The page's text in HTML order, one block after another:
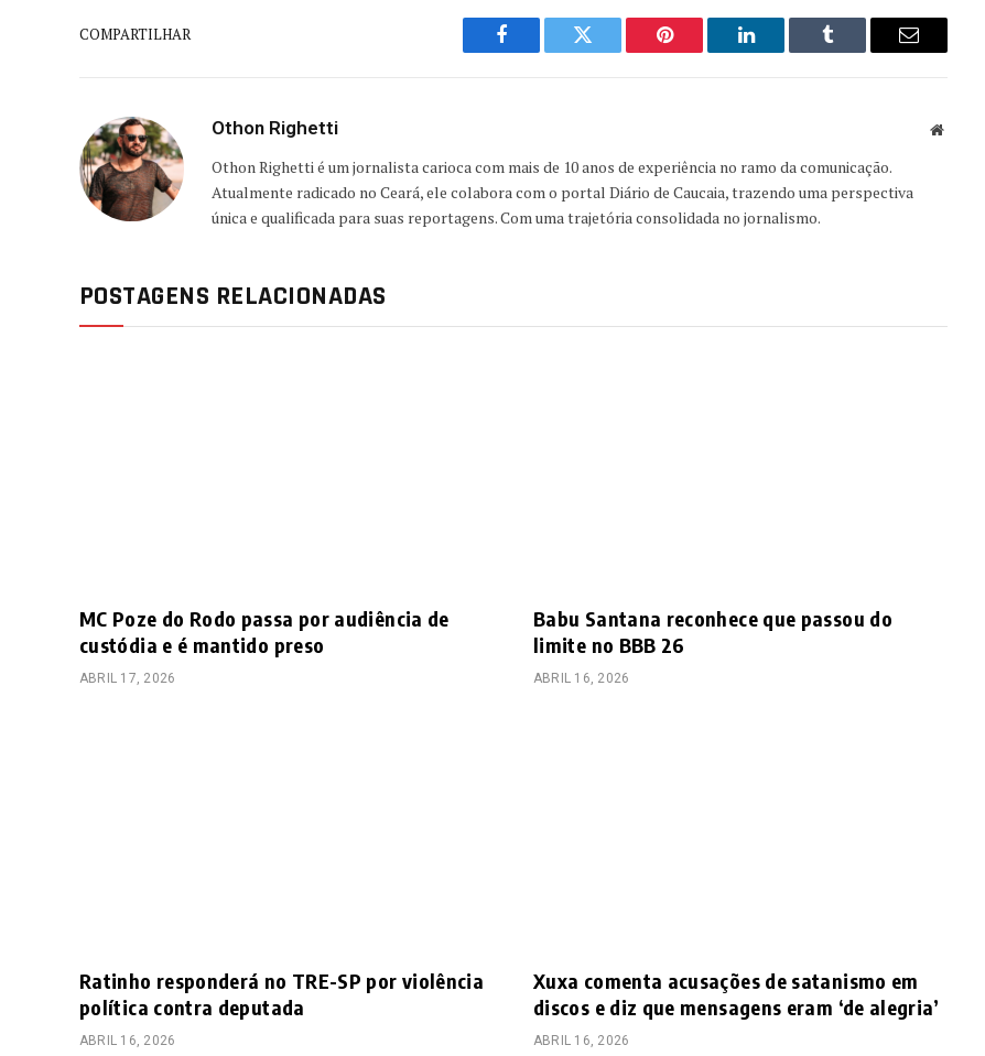
COMPARTILHAR
Facebook Twitter Pinterest LinkedIn Tumblr Email
Othon Righetti Website
Othon Righetti é um jornalista carioca com mais de 10 anos de experiência no ramo da comunicação.
Atualmente radicado no Ceará, ele colabora com o portal Diário de Caucaia, trazendo uma perspectiva
única e qualificada para suas reportagens. Com uma trajetória consolidada no jornalismo.
POSTAGENS RELACIONADAS
MC Poze do Rodo passa por audiência de
custódia e é mantido preso
ABRIL 17, 2026
Babu Santana reconhece que passou do
limite no BBB 26
ABRIL 16, 2026
Ratinho responderá no TRE-SP por violência
política contra deputada
ABRIL 16, 2026
Xuxa comenta acusações de satanismo em
discos e diz que mensagens eram ‘de alegria’
ABRIL 16, 2026